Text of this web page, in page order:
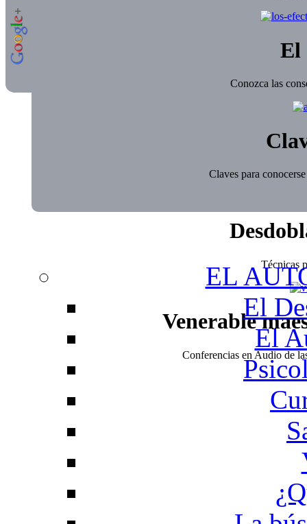
El
Conozca las
Claves para
Técnicas
Venerable
Conferencias en Audio de
EL
El
El